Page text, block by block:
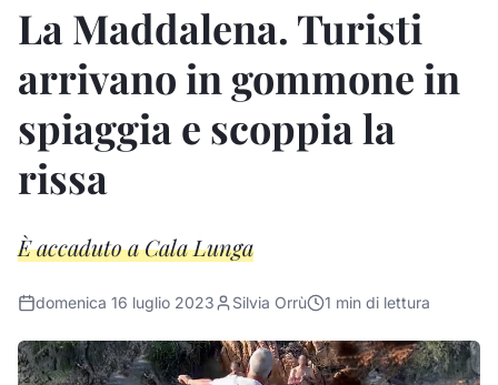
La Maddalena. Turisti
arrivano in gommone in
spiaggia e scoppia la
rissa
È accaduto a Cala Lunga
domenica 16 luglio 2023 Silvia Orrù 1 min di lettura